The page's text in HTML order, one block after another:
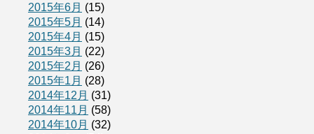
2015年6月 (15)
2015年5月 (14)
2015年4月 (15)
2015年3月 (22)
2015年2月 (26)
2015年1月 (28)
2014年12月 (31)
2014年11月 (58)
2014年10月 (32)